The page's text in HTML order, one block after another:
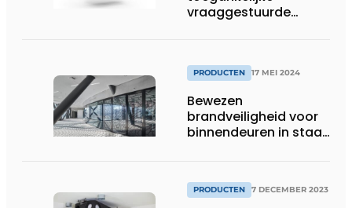
vraaggestuurde
PRODUCTEN 17 MEI 2024
Bewezen
brandveiligheid voor
binnendeuren in staal
Architect@Work
Brussel
PRODUCTEN 7 DECEMBER 2023